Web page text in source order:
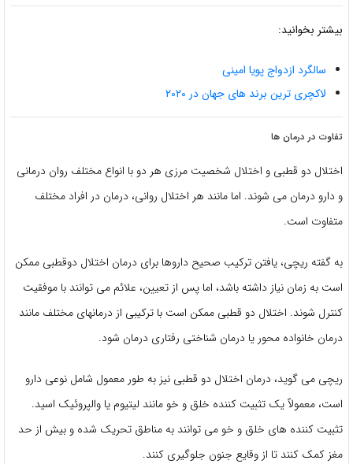
بیشتر بخوانید:
سالگرد ازدواج پویا امینی
لاکچری ترین برند های جهان در ۲۰۲۰
تفاوت در درمان ها
اختلال دو قطبی و اختلال شخصیت مرزی هر دو با انواع مختلف روان درمانی
و دارو درمان می شوند. اما مانند هر اختلال روانی، درمان در افراد مختلف
متفاوت است.
به گفته ریچی، یافتن ترکیب صحیح داروها برای درمان اختلال دوقطبی ممکن
است به زمان نیاز داشته باشد، اما پس از تعیین، علائم می توانند با موفقیت
کنترل شوند. اختلال دو قطبی ممکن است با ترکیبی از درمانهای مختلف مانند
درمان خانواده محور یا درمان شناختی رفتاری درمان شود.
ریچی می گوید، درمان اختلال دو قطبی نیز به طور معمول شامل نوعی دارو
است، معمولاً یک تثبیت کننده خلق و خو مانند لیتیوم یا والپروئیک اسید.
تثبیت کننده های خلق و خو می توانند به مناطق تحریک شده و بیش از حد
مغز کمک کنند تا از وقایع جنون جلوگیری کنند.